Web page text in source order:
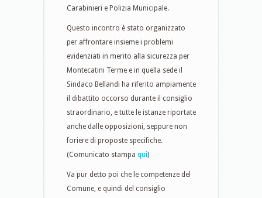
Carabinieri e Polizia Municipale.
Questo incontro è stato organizzato
per affrontare insieme i problemi
evidenziati in merito alla sicurezza per
Montecatini Terme e in quella sede il
Sindaco Bellandi ha riferito ampiamente
il dibattito occorso durante il consiglio
straordinario, e tutte le istanze riportate
anche dalle opposizioni, seppure non
foriere di proposte specifiche.
(Comunicato stampa qui)
Va pur detto poi che le competenze del
Comune, e quindi del consiglio